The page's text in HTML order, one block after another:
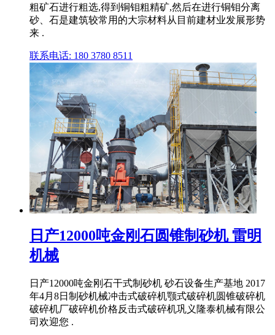
粗矿石进行粗选,得到铜钼粗精矿,然后在进行铜钼分离
砂、石是建筑较常用的大宗材料从目前建材业发展形势
来 .
联系电话: 180 3780 8511
日产12000吨金刚石圆锥制砂机 雷明
机械
日产12000吨金刚石干式制砂机 砂石设备生产基地 2017
年4月8日制砂机械冲击式破碎机颚式破碎机圆锥破碎机
破碎机厂破碎机价格反击式破碎机巩义隆泰机械有限公
司欢迎您 .